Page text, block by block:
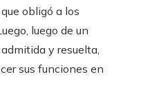
obligó a los
luego de un
y resuelta,
sus funciones en